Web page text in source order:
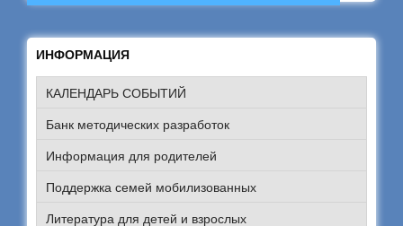
ИНФОРМАЦИЯ
КАЛЕНДАРЬ СОБЫТИЙ
Банк методических разработок
Информация для родителей
Поддержка семей мобилизованных
Литература для детей и взрослых